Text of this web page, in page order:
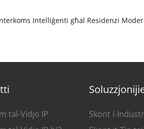
Intelliġenti għal Residenzi
tal-Vidjo IP
Skont l-